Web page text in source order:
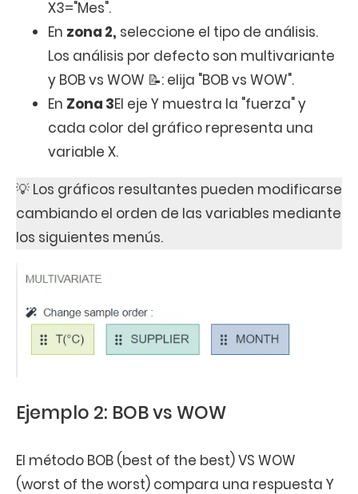
X3="Mes".
En zona 2, seleccione el tipo de análisis.
Los análisis por defecto son multivariante
y BOB vs WOW 📝: elija "BOB vs WOW".
En Zona 3El eje Y muestra la "fuerza" y
cada color del gráfico representa una
variable X.
💡 Los gráficos resultantes pueden modificarse
cambiando el orden de las variables mediante
los siguientes menús.
Ejemplo 2: BOB vs WOW
El método BOB (best of the best) VS WOW
(worst of the worst) compara una respuesta Y